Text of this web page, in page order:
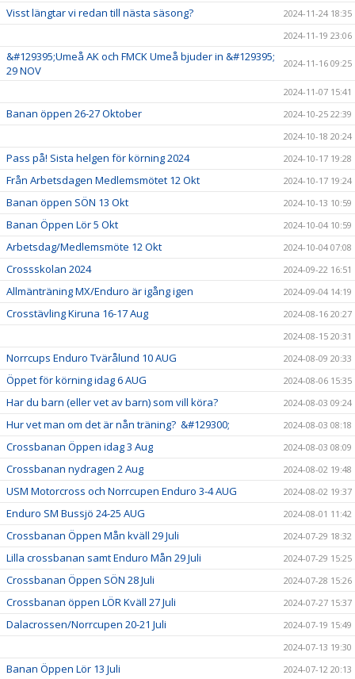
Visst längtar vi redan till nästa säsong?
2024-11-24 18:35
2024-11-19 23:06
&#129395;Umeå AK och FMCK Umeå bjuder in &#129395;
29 NOV
2024-11-16 09:25
2024-11-07 15:41
Banan öppen 26-27 Oktober
2024-10-25 22:39
2024-10-18 20:24
Pass på! Sista helgen för körning 2024 2024-10-17 19:28
Från Arbetsdagen Medlemsmötet 12 Okt 2024-10-17 19:24
Banan öppen SÖN 13 Okt 2024-10-13 10:59
Banan Öppen Lör 5 Okt 2024-10-04 10:59
Arbetsdag/Medlemsmöte 12 Okt 2024-10-04 07:08
Crossskolan 2024 2024-09-22 16:51
Allmänträning MX/Enduro är igång igen 2024-09-04 14:19
Crosstävling Kiruna 16-17 Aug
2024-08-16 20:27
2024-08-15 20:31
Norrcups Enduro Tvärålund 10 AUG 2024-08-09 20:33
Öppet för körning idag 6 AUG 2024-08-06 15:35
Har du barn (eller vet av barn) som vill köra? 2024-08-03 09:24
Hur vet man om det är nån träning? &#129300; 2024-08-03 08:18
Crossbanan Öppen idag 3 Aug 2024-08-03 08:09
Crossbanan nydragen 2 Aug 2024-08-02 19:48
USM Motorcross och Norrcupen Enduro 3-4 AUG 2024-08-02 19:37
Enduro SM Bussjö 24-25 AUG 2024-08-01 11:42
Crossbanan Öppen Mån kväll 29 Juli 2024-07-29 18:32
Lilla crossbanan samt Enduro Mån 29 Juli 2024-07-29 15:25
Crossbanan Öppen SÖN 28 Juli 2024-07-28 15:26
Crossbanan öppen LÖR Kväll 27 Juli 2024-07-27 15:37
Dalacrossen/Norrcupen 20-21 Juli
2024-07-19 15:49
2024-07-13 19:30
Banan Öppen Lör 13 Juli 2024-07-12 20:13